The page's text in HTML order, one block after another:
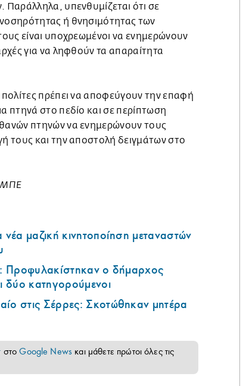
Παράλληλα, υπενθυμίζεται ότι σε
ή θνησιμότητας των
είναι υποχρεωμένοι να ενημερώνουν
για να ληφθούν τα απαραίτητα
πρέπει να αποφεύγουν την επαφή
πτηνά στο πεδίο και σε περίπτωση
πτηνών να ενημερώνουν τους
τους και την αποστολή δειγμάτων στο
ΜΠΕ
μαζική κινητοποίηση μεταναστών
Προφυλακίστηκαν ο δήμαρχος
δύο κατηγορούμενοι
στις Σέρρες: Σκοτώθηκαν μητέρα
στοGoogle News και μάθετε πρώτοι όλες τις